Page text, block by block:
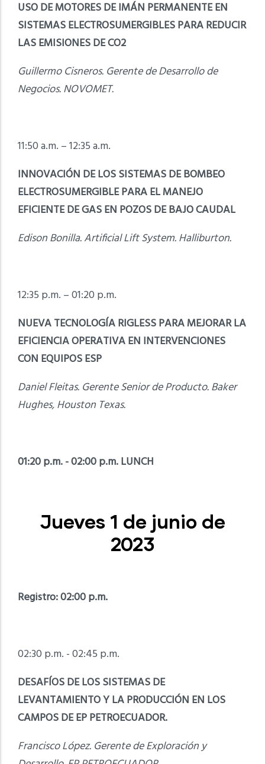
USO DE MOTORES DE IMÁN PERMANENTE EN
SISTEMAS ELECTROSUMERGIBLES PARA REDUCIR
LAS EMISIONES DE CO2
Guillermo Cisneros. Gerente de Desarrollo de
Negocios. NOVOMET.
11:50 a.m. – 12:35 a.m.
INNOVACIÓN DE LOS SISTEMAS DE BOMBEO
ELECTROSUMERGIBLE PARA EL MANEJO
EFICIENTE DE GAS EN POZOS DE BAJO CAUDAL
Edison Bonilla. Artificial Lift System. Halliburton.
12:35 p.m. – 01:20 p.m.
NUEVA TECNOLOGÍA RIGLESS PARA MEJORAR LA
EFICIENCIA OPERATIVA EN INTERVENCIONES
CON EQUIPOS ESP
Daniel Fleitas. Gerente Senior de Producto. Baker
Hughes, Houston Texas.
01:20 p.m. - 02:00 p.m. LUNCH
Jueves 1 de junio de
2023
Registro: 02:00 p.m.
02:30 p.m. - 02:45 p.m.
DESAFÍOS DE LOS SISTEMAS DE
LEVANTAMIENTO Y LA PRODUCCIÓN EN LOS
CAMPOS DE EP PETROECUADOR.
Francisco López. Gerente de Exploración y